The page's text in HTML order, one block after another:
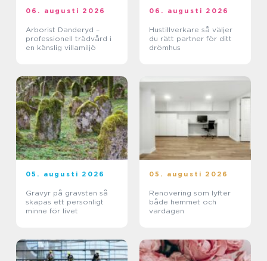
06. augusti 2026
Arborist Danderyd –
professionell trädvård i
en känslig villamiljö
06. augusti 2026
Hustillverkare så väljer
du rätt partner för ditt
drömhus
05. augusti 2026
Gravyr på gravsten så
skapas ett personligt
minne för livet
05. augusti 2026
Renovering som lyfter
både hemmet och
vardagen